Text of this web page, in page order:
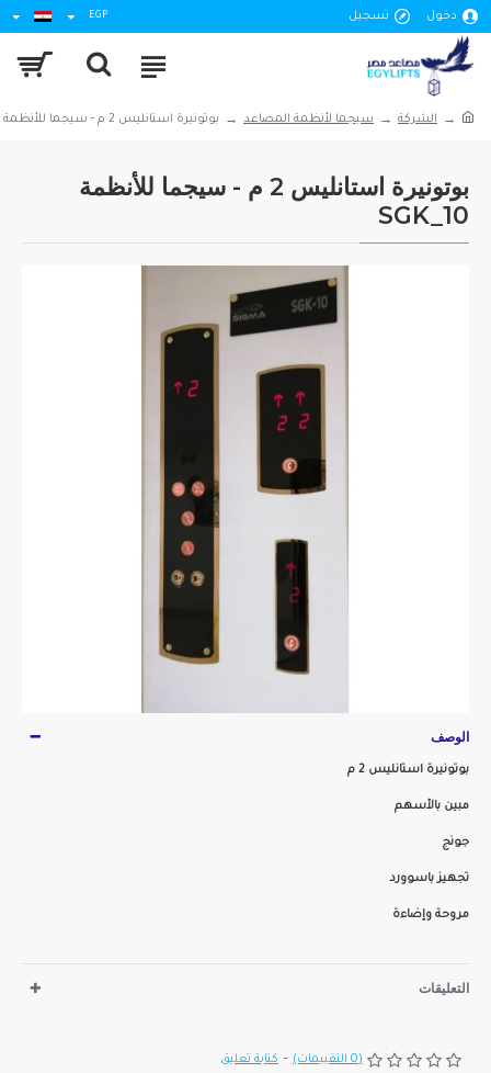
دخول تسجيل EGP
الشركة سيجما لأنظمة المصاعد بوتونيرة استانليس 2 م - سيجما للأنظمة SGK_10
بوتونيرة استانليس 2 م - سيجما للأنظمة
SGK_10
الوصف
بوتونيرة استانليس 2 م
مبين بالأسهم
جونج
تجهيز باسوورد
مروحة وإضاءة
التعليقات
(0 التقييمات) - كتابة تعليق